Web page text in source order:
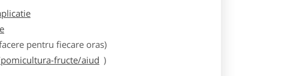
pentru fiecare oras)
fructe/aiud )